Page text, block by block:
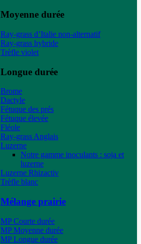
Moyenne durée
Ray-grass d’Italie non-alternatif
Ray-grass hybride
Trèfle violet
Longue durée
Brome
Dactyle
Fétuque des prés
Fétuque élevée
Fléole
Ray-grass Anglais
Luzerne
Notre gamme inoculants : soja et
luzerne
Luzerne Rhizactiv
Trèfle blanc
Mélange prairie
MP Courte durée
MP Moyenne durée
MP Longue durée